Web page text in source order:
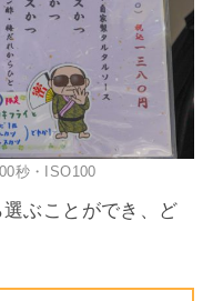
秒・ISO100
ぶことができ、ど